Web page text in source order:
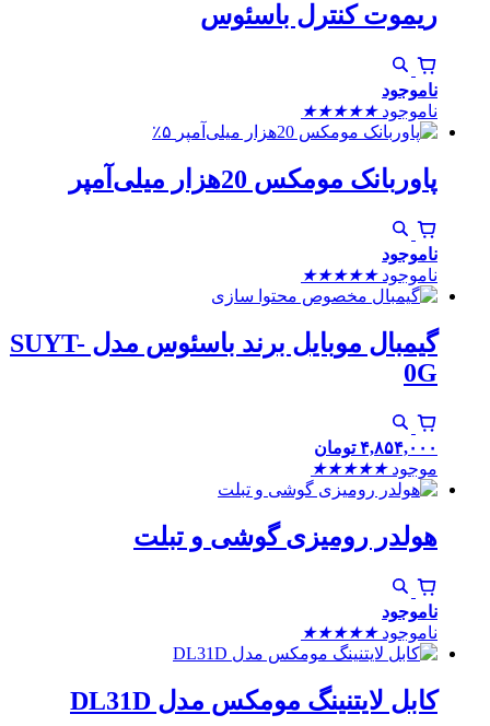
ریموت کنترل باسئوس
ناموجود
ناموجود ★
★
★
★
★
٪۵
پاوربانک مومکس 20هزار میلی‌آمپر
ناموجود
ناموجود ★
★
★
★
★
گیمبال موبایل برند باسئوس مدل SUYT-
0G
۴,۸۵۴,۰۰۰ تومان
موجود ★
★
★
★
★
هولدر رومیزی گوشی و تبلت
ناموجود
ناموجود ★
★
★
★
★
کابل لایتنینگ مومکس مدل DL31D